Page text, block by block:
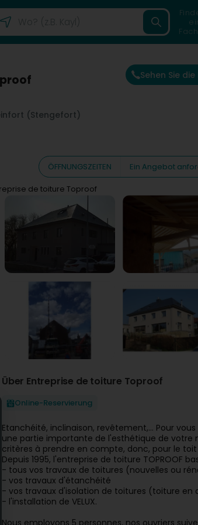
(Stengefort)
Sehen Sie
ÖFFNUNGSZEITEN Ein Angebot
de toiture Toproof
Über Entreprise de toiture Toproof
Online-Reservierung
Etanchéité, inclinaison, revêtement,… Pour
une partie importante de l'esthétique de votre
critères à prendre en compte, donc, pour le toit
Depuis 1995, l'entreprise de toiture TOPROOF
- tous vos travaux de toitures (nouvelles ou
- vos travaux d'étanchéité
- vos travaux d'isolation de toitures (toiture en
- l'installation de VELUX.
Nous employons 5 personnes, nos ouvriers